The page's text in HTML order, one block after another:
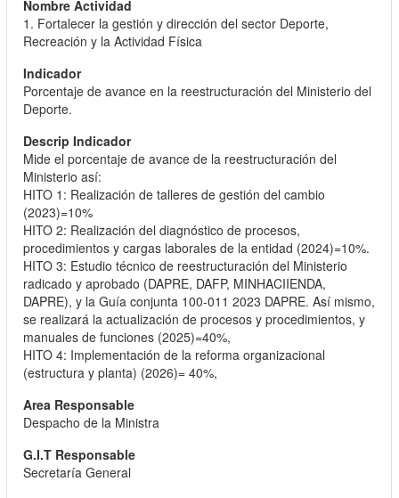
1. Fortalecer la gestión y dirección del sector Deporte,
Recreación y la Actividad Física
Porcentaje de avance en la reestructuración del Ministerio del
Deporte.
Mide el porcentaje de avance de la reestructuración del
Ministerio así:
HITO 1: Realización de talleres de gestión del cambio
(2023)=10%
HITO 2: Realización del diagnóstico de procesos,
procedimientos y cargas laborales de la entidad (2024)=10%.
HITO 3: Estudio técnico de reestructuración del Ministerio
radicado y aprobado (DAPRE, DAFP, MINHACIIENDA,
DAPRE), y la Guía conjunta 100-011 2023 DAPRE. Así mismo,
se realizará la actualización de procesos y procedimientos, y
manuales de funciones (2025)=40%,
HITO 4: Implementación de la reforma organizacional
(estructura y planta) (2026)= 40%,
Despacho de la Ministra
Secretaría General